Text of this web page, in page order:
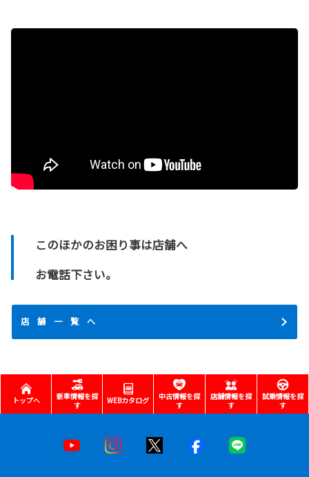
このほかのお困り事は店舗へ
お電話下さい。
店 舗 一 覧 へ
トップへ
新車情報を探
す
WEBカタログ
中古情報を探
す
店舗情報を探
す
試乗情報を探
す